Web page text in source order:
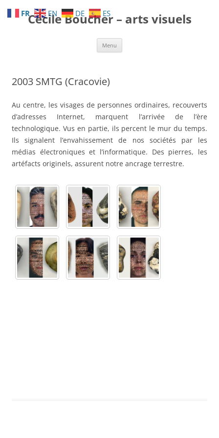
au
contenuCécile Boucher – arts visuels
Menu
2003 SMTG (Cracovie)
Au centre, les visages de personnes ordinaires, recouverts
d’adresses Internet, marquent l’arrivée de l’ère
technologique. Vus en partie, ils percent le mur du temps.
Ils signalent l’envahissement de nos sociétés par les
médias électroniques et l’informatique. Des pierres, les
artéfacts originels, assurent notre ancrage terrestre.
FR EN DE ES